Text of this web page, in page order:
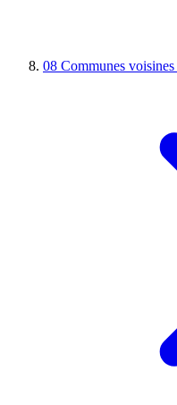
08 Communes voisines